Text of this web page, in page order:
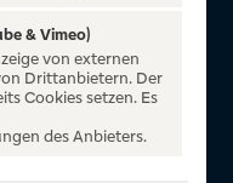
Auf
Sie Tickets für
und Shows, die
League und die
& Vimeo)
von externen
Drittanbietern. Der
Cookies setzen. Es
des Anbieters.